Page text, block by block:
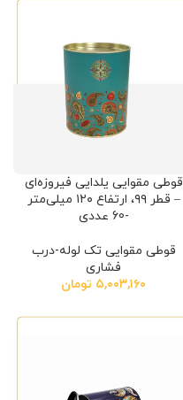
قوطی مقوایی یلدایی فیروزه‌ای
– قطر ۹۹، ارتفاع ۱۲۰ میلی‌متر
-60 عددی
قوطی مقوایی تک لوله-درب
فشاری
۵,۰۰۳,۱۶۰ تومان